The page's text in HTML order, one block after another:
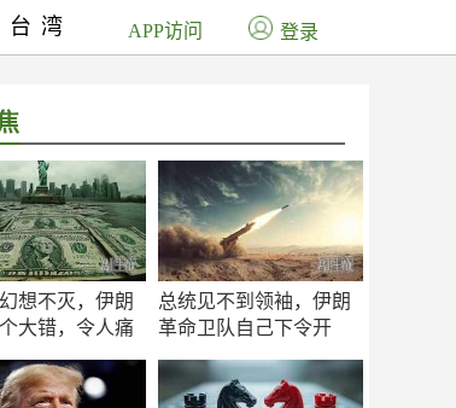
想不灭，伊朗
大错，令人痛
总统见不到领袖，伊朗
革命卫队自己下令开
台湾 APP访问 登录